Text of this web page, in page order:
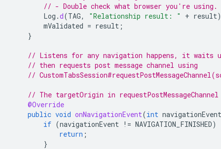
// - Double check what browser you're using.
Log .d(TAG, "Relationship result: " + result
mValidated = result ;
}
// Listens for any navigation happens, it waits
// then requests post message channel using
//
// The targetOrigin in
@Override
public void onNavigationEvent(int navigationEvent
if (navigationEvent != NAVIGATION_FINISHED)
return ;
}